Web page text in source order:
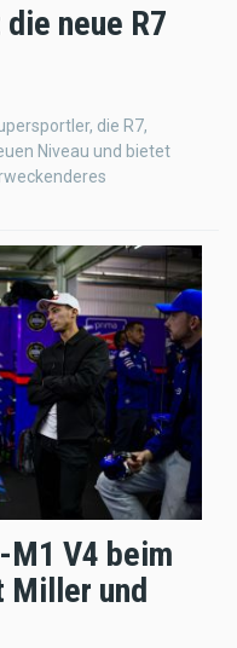
neue R7
die R7,
Niveau und bietet
M1 V4 beim
Miller und